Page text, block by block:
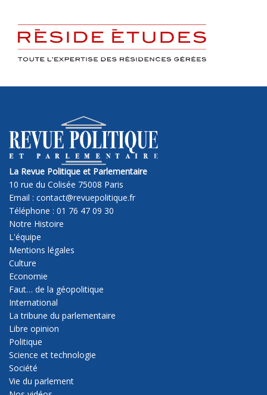
La Revue Politique et Parlementaire
10 rue du Colisée 75008 Paris
Email : contact@revuepolitique.fr
Téléphone : 01 76 47 09 30
Notre Histoire
L'équipe
Mentions légales
Culture
Economie
Faut… de la géopolitique
International
La tribune du parlementaire
Libre opinion
Politique
Science et technologie
Société
Vie du parlement